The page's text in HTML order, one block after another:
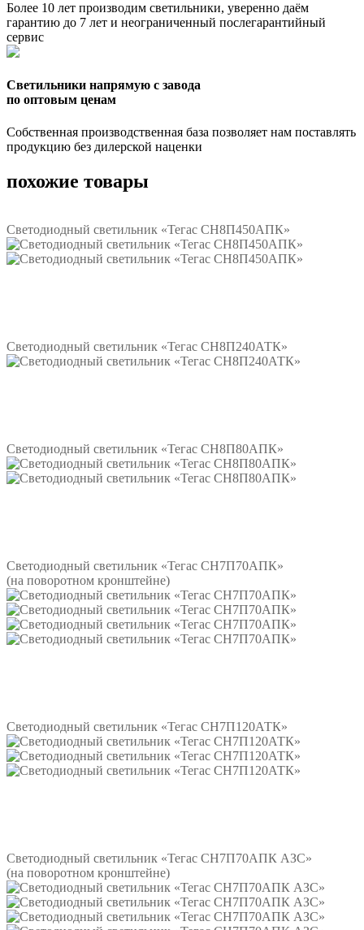
Более 10 лет производим светильники, уверенно даём
гарантию до 7 лет и неограниченный послегарантийный
сервис
Светильники напрямую с завода
по оптовым ценам
Собственная производственная база позволяет нам поставлять
продукцию без дилерской наценки
похожие товары
Светодиодный светильник «Тегас СН8П450АПК»
Светодиодный светильник «Тегас СН8П240АТК»
Светодиодный светильник «Тегас СН8П80АПК»
Светодиодный светильник «Тегас СН7П70АПК»
(на поворотном кронштейне)
Светодиодный светильник «Тегас СН7П120АТК»
Светодиодный светильник «Тегас СН7П70АПК АЗС»
(на поворотном кронштейне)